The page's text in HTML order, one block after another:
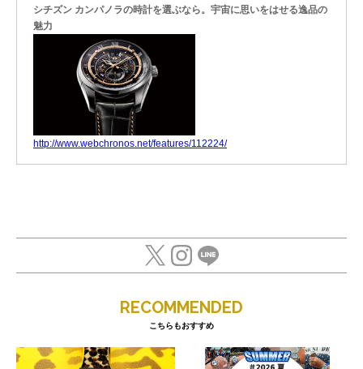
シチズン カンパノラの時計を選ぶなら。宇宙に思いをはせる逸品の
魅力
http://www.webchronos.net/features/112224/
RECOMMENDED
こちらもおすすめ